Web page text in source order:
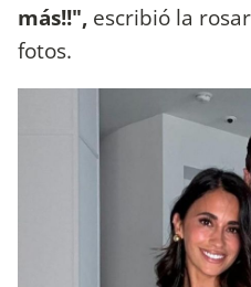
más!!", escribió la
fotos.